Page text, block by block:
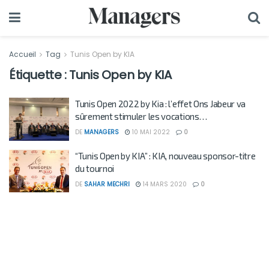
Accueil Tag Tunis Open by KIA
Étiquette :Tunis Open by KIA
Tunis Open 2022 by Kia : l’effet Ons Jabeur va
sûrement stimuler les vocations…
DE MANAGERS 10 MAI 2022 0
“Tunis Open by KIA” : KIA, nouveau sponsor-titre
du tournoi
DE SAHAR MECHRI 14 MARS 2020 0